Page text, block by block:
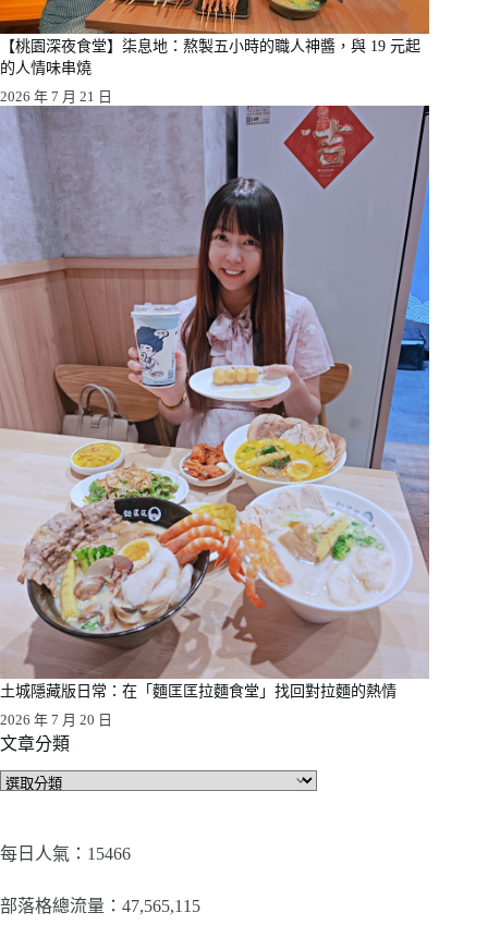
【桃園深夜食堂】柒息地：熬製五小時的職人神醬，與 19 元起
的人情味串燒
2026 年 7 月 21 日
土城隱藏版日常：在「麵匡匡拉麵食堂」找回對拉麵的熱情
2026 年 7 月 20 日
文章分類
文
類
每日人氣：15466
部落格總流量：​47,565,115